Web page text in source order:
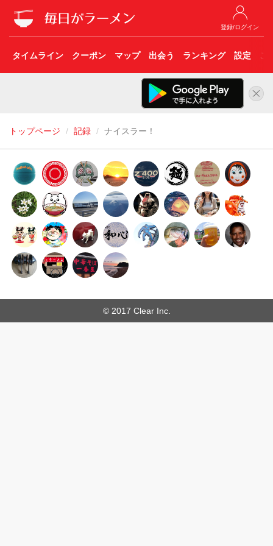
登録/ログイン
タイムライン クーポン マップ 出会う ランキング 設定 こ
トップページ 記録 ナイスラー！
© 2017 Clear Inc.